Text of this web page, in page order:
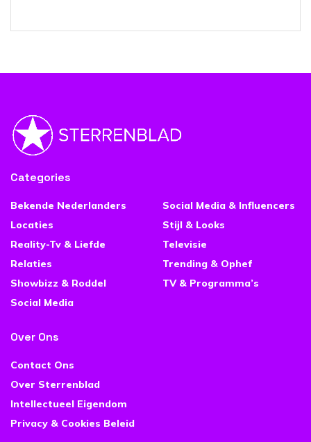
Categories
Bekende Nederlanders
Locaties
Reality-Tv & Liefde
Relaties
Showbizz & Roddel
Social Media
Social Media & Influencers
Stijl & Looks
Televisie
Trending & Ophef
TV & Programma’s
Over Ons
Contact Ons
Over Sterrenblad
Intellectueel Eigendom
Privacy & Cookies Beleid